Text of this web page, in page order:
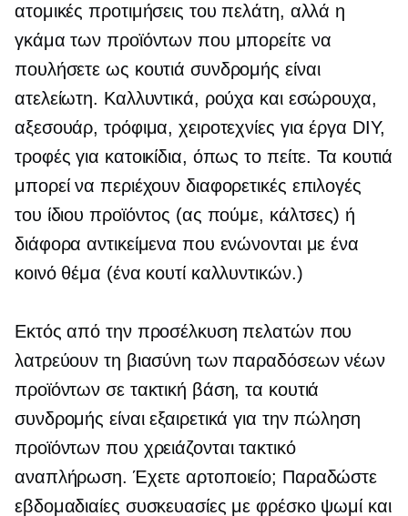
ατομικές προτιμήσεις του πελάτη, αλλά η
γκάμα των προϊόντων που μπορείτε να
πουλήσετε ως κουτιά συνδρομής είναι
ατελείωτη. Καλλυντικά, ρούχα και εσώρουχα,
αξεσουάρ, τρόφιμα, χειροτεχνίες για έργα DIY,
τροφές για κατοικίδια, όπως το πείτε. Τα κουτιά
μπορεί να περιέχουν διαφορετικές επιλογές
του ίδιου προϊόντος (ας πούμε, κάλτσες) ή
διάφορα αντικείμενα που ενώνονται με ένα
κοινό θέμα (ένα κουτί καλλυντικών.)
Εκτός από την προσέλκυση πελατών που
λατρεύουν τη βιασύνη των παραδόσεων νέων
προϊόντων σε τακτική βάση, τα κουτιά
συνδρομής είναι εξαιρετικά για την πώληση
προϊόντων που χρειάζονται τακτικό
αναπλήρωση. Έχετε αρτοποιείο; Παραδώστε
εβδομαδιαίες συσκευασίες με φρέσκο ​​ψωμί και